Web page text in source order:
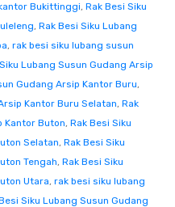
Bukittinggi, Rak Besi Siku
, Rak Besi Siku Lubang
, rak besi siku lubang susun
Lubang Susun Gudang Arsip
Gudang Arsip Kantor Buru,
Kantor Buru Selatan, Rak
Kantor Buton, Rak Besi Siku
Selatan, Rak Besi Siku
Tengah, Rak Besi Siku
Utara, rak besi siku lubang
Siku Lubang Susun Gudang